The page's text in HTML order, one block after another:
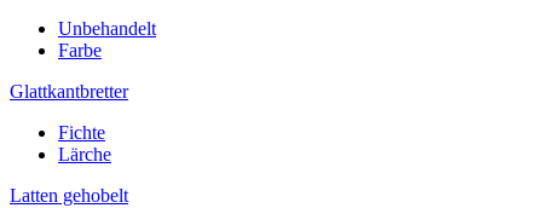
Unbehandelt
Farbe
Glattkantbretter
Fichte
Lärche
Latten gehobelt